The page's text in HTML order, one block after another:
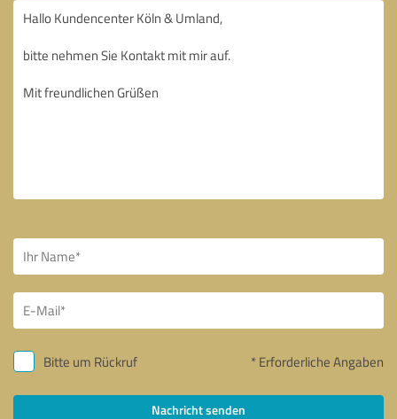
Bitte um Rückruf * Erforderliche Angaben
Nachricht senden